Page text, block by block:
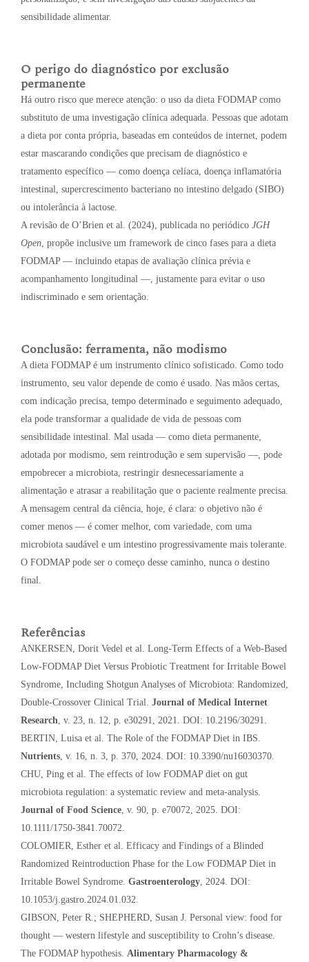
sensibilidade alimentar.
O perigo do diagnóstico por exclusão
permanente
Há outro risco que merece atenção: o uso da dieta FODMAP como
substituto de uma investigação clínica adequada. Pessoas que adotam
a dieta por conta própria, baseadas em conteúdos de internet, podem
estar mascarando condições que precisam de diagnóstico e
tratamento específico — como doença celíaca, doença inflamatória
intestinal, supercrescimento bacteriano no intestino delgado (SIBO)
ou intolerância à lactose.
A revisão de O’Brien et al. (2024), publicada no periódico JGH
Open, propõe inclusive um framework de cinco fases para a dieta
FODMAP — incluindo etapas de avaliação clínica prévia e
acompanhamento longitudinal —, justamente para evitar o uso
indiscriminado e sem orientação.
Conclusão: ferramenta, não modismo
A dieta FODMAP é um instrumento clínico sofisticado. Como todo
instrumento, seu valor depende de como é usado. Nas mãos certas,
com indicação precisa, tempo determinado e seguimento adequado,
ela pode transformar a qualidade de vida de pessoas com
sensibilidade intestinal. Mal usada — como dieta permanente,
adotada por modismo, sem reintrodução e sem supervisão —, pode
empobrecer a microbiota, restringir desnecessariamente a
alimentação e atrasar a reabilitação que o paciente realmente precisa.
A mensagem central da ciência, hoje, é clara: o objetivo não é
comer menos — é comer melhor, com variedade, com uma
microbiota saudável e um intestino progressivamente mais tolerante.
O FODMAP pode ser o começo desse caminho, nunca o destino
final.
Referências
ANKERSEN, Dorit Vedel et al. Long-Term Effects of a Web-Based
Low-FODMAP Diet Versus Probiotic Treatment for Irritable Bowel
Syndrome, Including Shotgun Analyses of Microbiota: Randomized,
Double-Crossover Clinical Trial. Journal of Medical Internet
Research, v. 23, n. 12, p. e30291, 2021. DOI: 10.2196/30291.
BERTIN, Luisa et al. The Role of the FODMAP Diet in IBS.
Nutrients, v. 16, n. 3, p. 370, 2024. DOI: 10.3390/nu16030370.
CHU, Ping et al. The effects of low FODMAP diet on gut
microbiota regulation: a systematic review and meta-analysis.
Journal of Food Science, v. 90, p. e70072, 2025. DOI:
10.1111/1750-3841.70072.
COLOMIER, Esther et al. Efficacy and Findings of a Blinded
Randomized Reintroduction Phase for the Low FODMAP Diet in
Irritable Bowel Syndrome. Gastroenterology, 2024. DOI:
10.1053/j.gastro.2024.01.032.
GIBSON, Peter R.; SHEPHERD, Susan J. Personal view: food for
thought — western lifestyle and susceptibility to Crohn’s disease.
The FODMAP hypothesis. Alimentary Pharmacology &